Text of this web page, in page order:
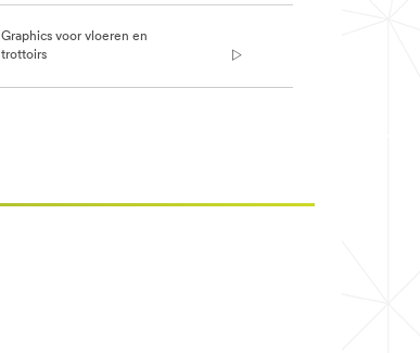
Graphics voor vloeren en
trottoirs